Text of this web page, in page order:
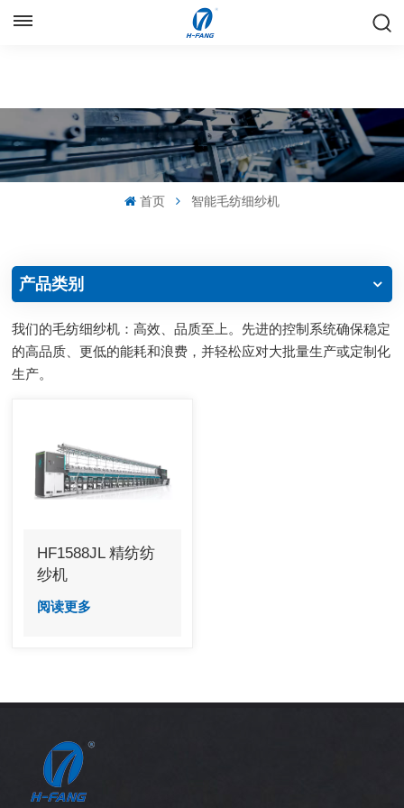
首页 智能毛纺细纱机
产品类别
我们的毛纺细纱机：高效、品质至上。先进的控制系统确保稳定
的高品质、更低的能耗和浪费，并轻松应对大批量生产或定制化
生产。
HF1588JL 精纺纺
纱机
阅读更多